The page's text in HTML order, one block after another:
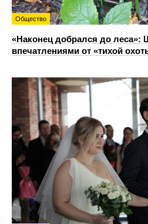
Общество
«Наконец добрался до леса»:
впечатлениями от «тихой